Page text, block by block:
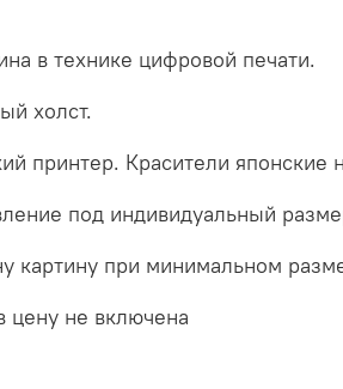
в технике цифровой печати.
холст.
принтер. Красители японские
под индивидуальный
картину при минимальном
цену не включена